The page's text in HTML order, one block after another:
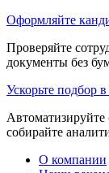
Оформляйте
Проверяйте
документы без
Ускорьте подбор
Автоматизируйте
собирайте
О компании